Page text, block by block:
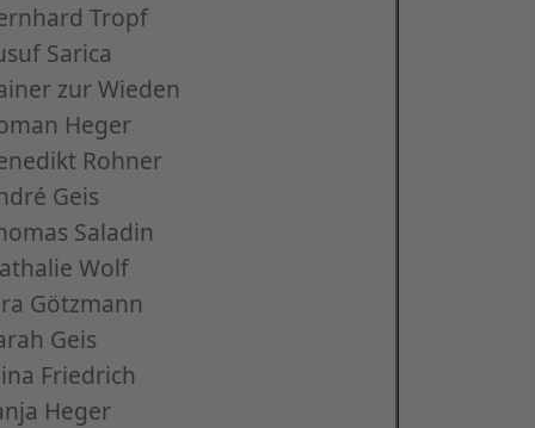
Tropf
Sarica
zur Wieden
Heger
Rohner
Geis
Saladin
Wolf
Götzmann
Geis
Friedrich
Heger